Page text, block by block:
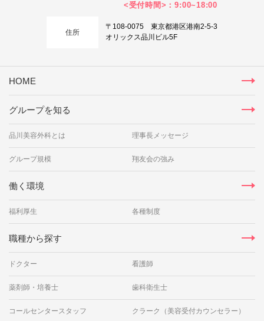
<受付時間>：9:00~18:00
住所
〒108-0075 東京都港区港南2-5-3
オリックス品川ビル5F
HOME
グループを知る
品川美容外科とは 理事長メッセージ
グループ規模 翔友会の強み
働く環境
福利厚生 各種制度
職種から探す
ドクター 看護師
薬剤師・培養士 歯科衛生士
コールセンタースタッフ クラーク（美容受付カウンセラー）